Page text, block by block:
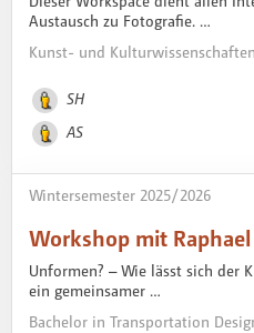
Austausch zu Fotografie. …
Kunst- und Kulturwissenschaften
SH
AS
Wintersemester 2025 / 2026
Workshop mit
Unformen? – Wie lässt sich der
ein gemeinsamer …
Bachelor in Transportation